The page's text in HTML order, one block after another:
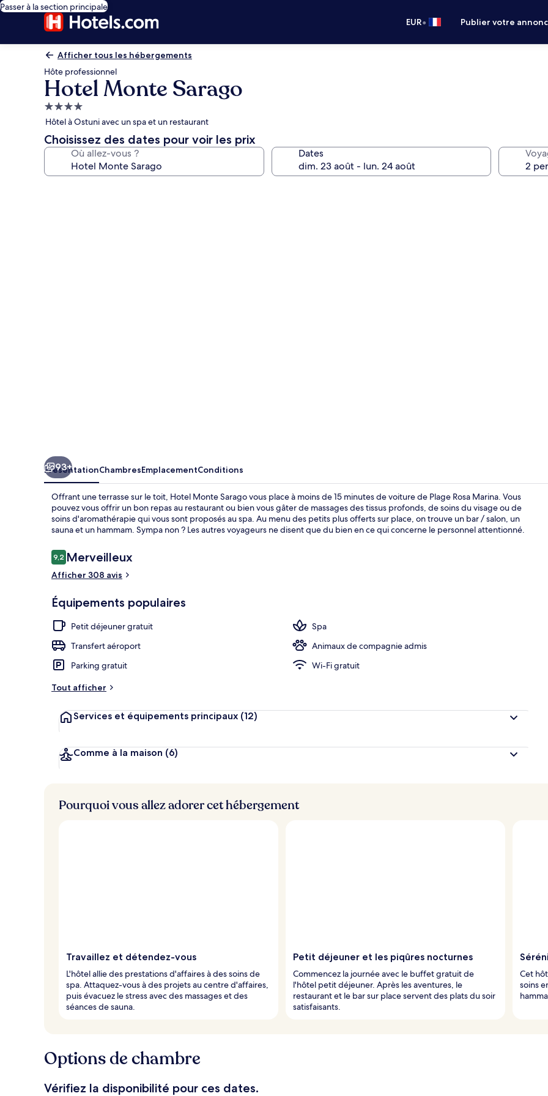
Passer à la section principale
EUR• Publier votre
Afficher tous les hébergements
Hôte professionnel
Hotel Monte Sarago
Hébergement
4.0 étoiles
Hôtel à Ostuni avec un spa et un restaurant
Choisissez des dates pour voir les prix
Où allez-vous ? Dates
Réception
93+
PrésentationChambresEmplacementConditions
Offrant une terrasse sur le toit, Hotel Monte Sarago vous place à moins de 15 minutes de voiture de Plage Rosa Marina. Vous
pouvez vous offrir un bon repas au restaurant ou bien vous gâter de massages des tissus profonds, de soins du visage ou de
soins d'aromathérapie qui vous sont proposés au spa. Au menu des petits plus offerts sur place, on trouve un bar / salon, un
sauna et un hammam. Sympa non ? Les autres voyageurs ne disent que du bien en ce qui concerne le personnel attentionné.
Avis
voyageurs
9,29,2 sur 10
Merveilleux
Afficher 308 avis
Équipements populaires
Petit déjeuner gratuit
Spa
Transfert aéroport
Animaux de compagnie admis
Parking gratuit
Wi-Fi gratuit
Tout afficher
Services et équipements principaux (12)
Comme à la maison (6)
Pourquoi vous allez adorer cet hébergement
Travaillez et détendez-vous
L'hôtel allie des prestations d'affaires à des soins de
spa. Attaquez-vous à des projets au centre d'affaires,
puis évacuez le stress avec des massages et des
séances de sauna.
Petit déjeuner et les piqûres nocturnes
Commencez la journée avec le buffet gratuit de
l'hôtel petit déjeuner. Après les aventures, le
restaurant et le bar sur place servent des plats du soir
satisfaisants.
Cet
soins
Options de chambre
Vérifiez la disponibilité pour ces dates.